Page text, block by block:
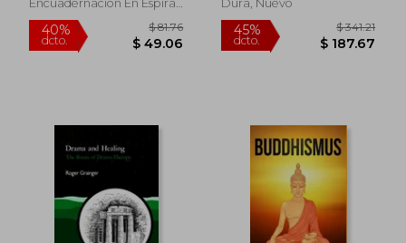
Encuadernación En Espiral,
Nuevo
Dura, Nuevo